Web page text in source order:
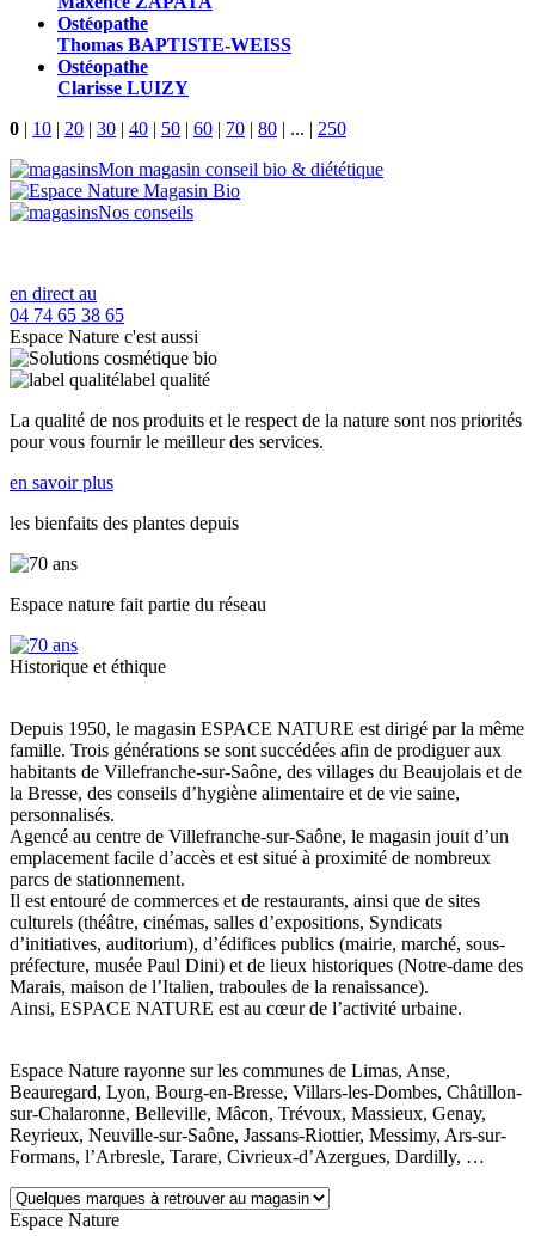
Ostéopathe
Thomas BAPTISTE-WEISS
Ostéopathe
Clarisse LUIZY
0 | 10 | 20 | 30 | 40 | 50 | 60 | 70 | 80 | ... | 250
Mon magasin conseil bio & diététique
Nos conseils
en direct au
04 74 65 38 65
Espace Nature c'est aussi
label qualité
La qualité de nos produits et le respect de la nature sont nos priorités
pour vous fournir le meilleur des services.
en savoir plus
les bienfaits des plantes depuis
Espace nature fait partie du réseau
Historique et éthique
Depuis 1950, le magasin ESPACE NATURE est dirigé par la même
famille. Trois générations se sont succédées afin de prodiguer aux
habitants de Villefranche-sur-Saône, des villages du Beaujolais et de
la Bresse, des conseils d’hygiène alimentaire et de vie saine,
personnalisés.
Agencé au centre de Villefranche-sur-Saône, le magasin jouit d’un
emplacement facile d’accès et est situé à proximité de nombreux
parcs de stationnement.
Il est entouré de commerces et de restaurants, ainsi que de sites
culturels (théâtre, cinémas, salles d’expositions, Syndicats
d’initiatives, auditorium), d’édifices publics (mairie, marché, sous-
préfecture, musée Paul Dini) et de lieux historiques (Notre-dame des
Marais, maison de l’Italien, traboules de la renaissance).
Ainsi, ESPACE NATURE est au cœur de l’activité urbaine.
Espace Nature rayonne sur les communes de Limas, Anse,
Beauregard, Lyon, Bourg-en-Bresse, Villars-les-Dombes, Châtillon-
sur-Chalaronne, Belleville, Mâcon, Trévoux, Massieux, Genay,
Reyrieux, Neuville-sur-Saône, Jassans-Riottier, Messimy, Ars-sur-
Formans, l’Arbresle, Tarare, Civrieux-d’Azergues, Dardilly, …
Espace Nature